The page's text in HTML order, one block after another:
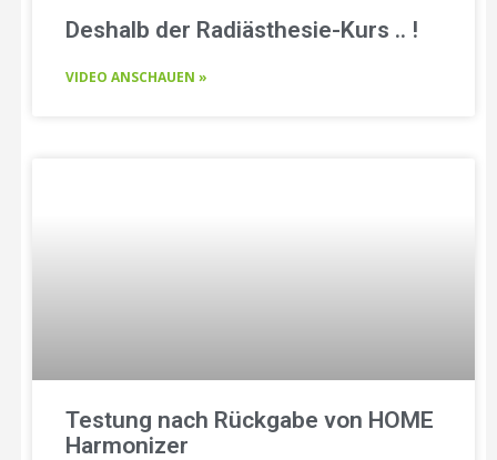
Deshalb der Radiästhesie-Kurs .. !
VIDEO ANSCHAUEN »
Testung nach Rückgabe von HOME
Harmonizer